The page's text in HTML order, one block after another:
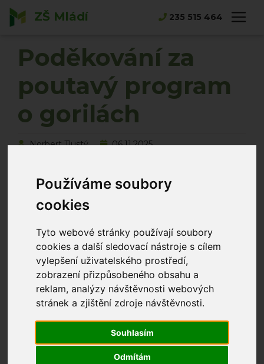
Používáme soubory
cookies
Tyto webové stránky používají soubory
cookies a další sledovací nástroje s cílem
vylepšení uživatelského prostředí,
zobrazení přizpůsobeného obsahu a
reklam, analýzy návštěvnosti webových
stránek a zjištění zdroje návštěvnosti.
Souhlasím
Odmítám
ZŠ Mládí 235 515 464
Hlavní strana
Novinky
Poděkování za
poutavý program
o gorilách
Norbert Tlustý 06.11.2025
Základní škola Mládí měla tu čest opět přivítat pana
Marka Ždánského, dlouholetého ošetřovatele goril a